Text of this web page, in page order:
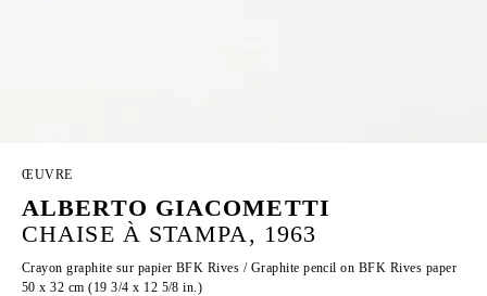
ŒUVRE
ALBERTO GIACOMETTI
CHAISE À STAMPA, 1963
Crayon graphite sur papier BFK Rives / Graphite pencil on BFK Rives paper
50 x 32 cm (19 3/4 x 12 5/8 in.)